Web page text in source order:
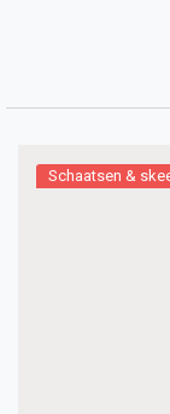
waar je op
meesten
Schaatsen &